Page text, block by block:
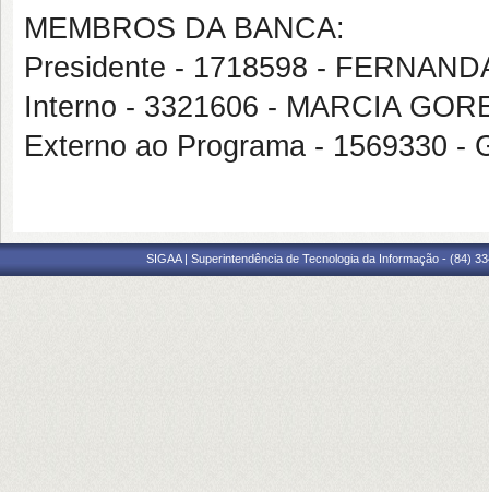
MEMBROS DA BANCA:
Presidente - 1718598 -
Interno - 3321606 - MARCIA
Externo ao Programa - 1569330 -
SIGAA | Superintendência de Tecnologia da Informação - (84)